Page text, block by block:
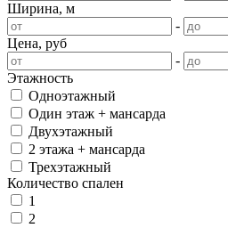
Ширина, м
-
Цена, руб
-
Этажность
Одноэтажный
Один этаж + мансарда
Двухэтажный
2 этажа + мансарда
Трехэтажный
Количество спален
1
2